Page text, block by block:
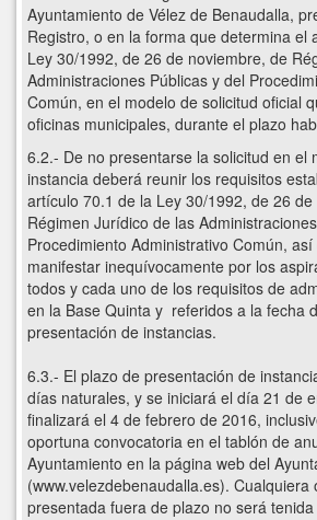
Ayuntamiento de Vélez de Benaudalla,
Registro, o en la forma que determina el
Ley 30/1992, de 26 de noviembre, de
Administraciones Públicas y del
Común, en el modelo de solicitud oficial
oficinas municipales, durante el plazo
6.2.- De no presentarse la solicitud en el
instancia deberá reunir los requisitos
artículo 70.1 de la Ley 30/1992, de 26
Régimen Jurídico de las
Procedimiento Administrativo Común,
manifestar inequívocamente por los
todos y cada uno de los requisitos de
en la Base Quinta y referidos a la fecha
presentación de instancias.
6.3.- El plazo de presentación de
días naturales, y se iniciará el día 21 de
finalizará el 4 de febrero de 2016,
oportuna convocatoria en el tablón de
Ayuntamiento en la página web del
(www.velezdebenaudalla.es). Cualquiera
presentada fuera de plazo no será